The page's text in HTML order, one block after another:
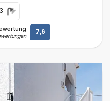
3
7,6